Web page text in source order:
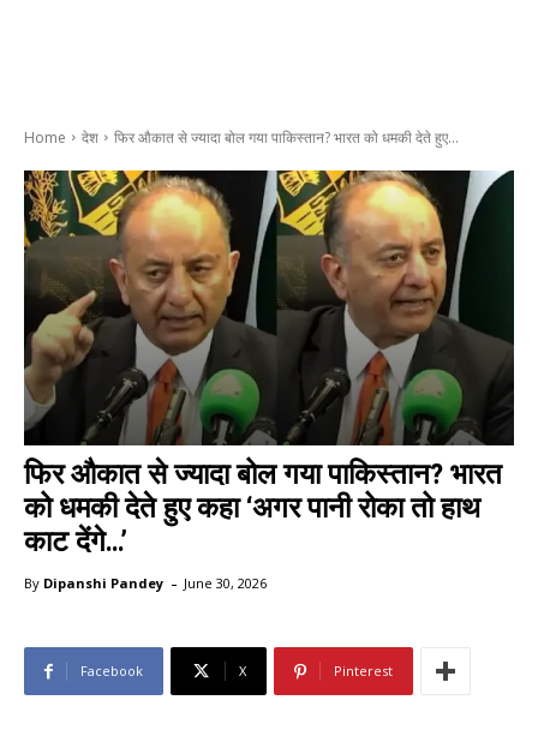
Home देश फिर औकात से ज्यादा बोल गया पाकिस्तान? भारत को धमकी देते हुए...
फिर औकात से ज्यादा बोल गया पाकिस्तान? भारत
को धमकी देते हुए कहा ‘अगर पानी रोका तो हाथ
काट देंगे…’
By Dipanshi Pandey - June 30, 2026
Facebook X Pinterest